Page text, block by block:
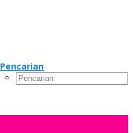
Pencarian